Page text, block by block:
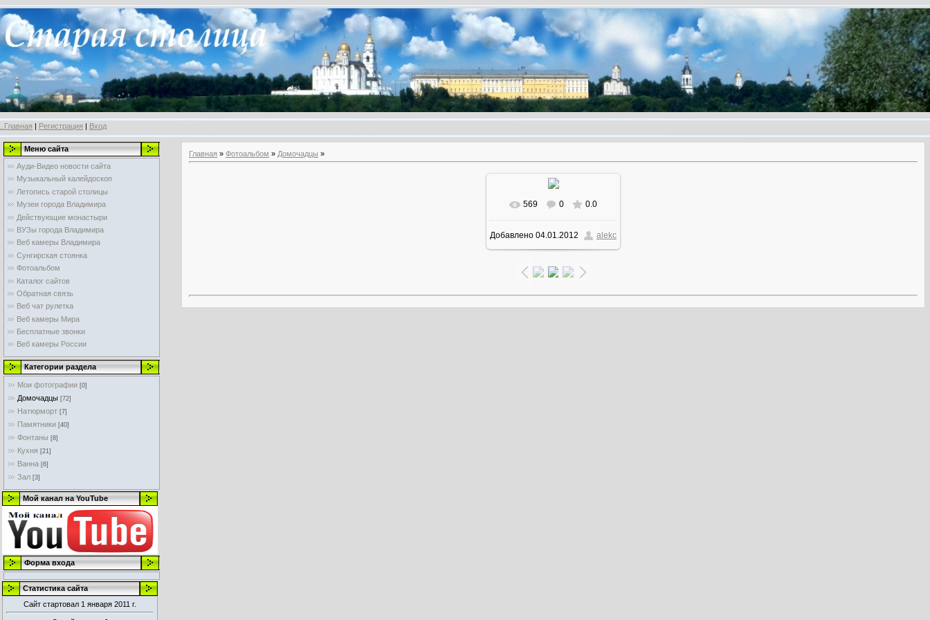
..Главная | Регистрация | Вход
Меню сайта
Ауди-Видео новости сайта
Музыкальный калейдоскоп
Летопись старой столицы
Музеи города Владимира
Действующие монастыри
ВУЗы города Владимира
Веб камеры Владимира
Сунгирская стоянка
Фотоальбом
Каталог сайтов
Обратная связь
Веб чат рулетка
Веб камеры Мира
Бесплатные звонки
Веб камеры России
Категории раздела
Мои фотографии [0]
Домочадцы [72]
Натюрморт [7]
Памятники [40]
Фонтаны [8]
Кухня [21]
Ванна [6]
Зал [3]
Мой канал на YouTube
Форма входа
Статистика сайта
Сайт стартовал 1 января 2011 г.
Главная » Фотоальбом » Домочадцы »
В реальном размере
1024x645/ 270.0Kb
569 0 0.0
Добавлено 04.01.2012 alekc